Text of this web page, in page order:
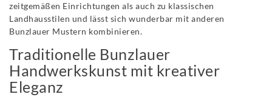
zeitgemäßen Einrichtungen als auch zu klassischen
Landhausstilen und lässt sich wunderbar mit anderen
Bunzlauer Mustern kombinieren.
Traditionelle Bunzlauer
Handwerkskunst mit kreativer
Eleganz